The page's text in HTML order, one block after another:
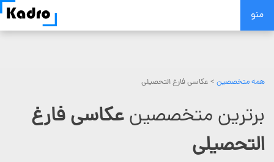
Skip
منو
همه متخصصین > عکاسی فارغ التحصیلی
برترین متخصصینعکاسی فارغ
التحصیلی